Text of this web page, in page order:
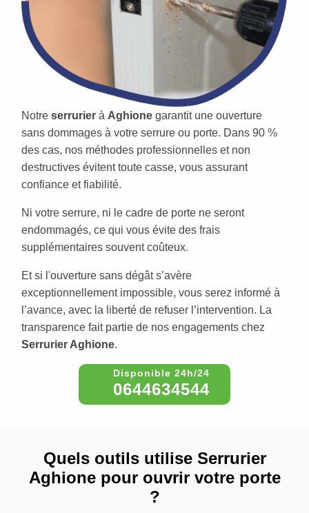
Notre serrurier à Aghione garantit une ouverture
sans dommages à votre serrure ou porte. Dans 90 %
des cas, nos méthodes professionnelles et non
destructives évitent toute casse, vous assurant
confiance et fiabilité.
Ni votre serrure, ni le cadre de porte ne seront
endommagés, ce qui vous évite des frais
supplémentaires souvent coûteux.
Et si l'ouverture sans dégât s’avère
exceptionnellement impossible, vous serez informé à
l’avance, avec la liberté de refuser l’intervention. La
transparence fait partie de nos engagements chez
Serrurier Aghione.
0644634544
Quels outils utilise Serrurier
Aghione pour ouvrir votre porte
?